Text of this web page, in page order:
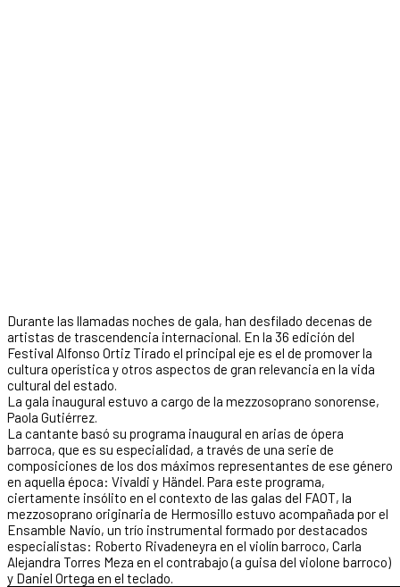
Durante las llamadas noches de gala, han desfilado decenas de
artistas de trascendencia internacional. En la 36 edición del
Festival Alfonso Ortiz Tirado el principal eje es el de promover la
cultura operística y otros aspectos de gran relevancia en la vida
cultural del estado.
La gala inaugural estuvo a cargo de la mezzosoprano sonorense,
Paola Gutiérrez.
La cantante basó su programa inaugural en arias de ópera
barroca, que es su especialidad, a través de una serie de
composiciones de los dos máximos representantes de ese género
en aquella época: Vivaldi y Händel. Para este programa,
ciertamente insólito en el contexto de las galas del FAOT, la
mezzosoprano originaria de Hermosillo estuvo acompañada por el
Ensamble Navío, un trío instrumental formado por destacados
especialistas: Roberto Rivadeneyra en el violín barroco, Carla
Alejandra Torres Meza en el contrabajo (a guisa del violone barroco)
y Daniel Ortega en el teclado.